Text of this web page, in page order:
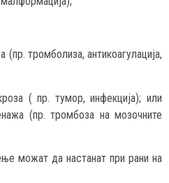
тромболиза, антикоагулација,
пр. тумор, инфекција); или
(пр. тромбоза на мозочните
можат да настанат при рани на